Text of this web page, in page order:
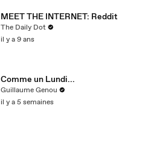
MEET THE INTERNET: Reddit
The Daily Dot
il y a 9 ans
Comme un Lundi...
Guillaume Genou
il y a 5 semaines